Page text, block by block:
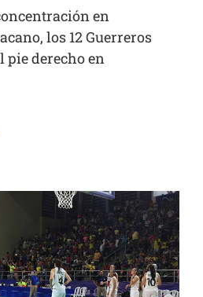
en
los 12 Guerreros
pie derecho en